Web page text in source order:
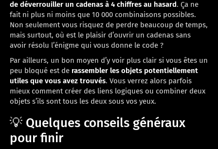
de déverrouiller un cadenas à 4 chiffres au hasard. Ça ne
fait ni plus ni moins que 10 000 combinaisons possibles.
Non seulement vous risquez de perdre beaucoup de temps,
mais surtout, où est le plaisir d’ouvrir un cadenas sans
avoir résolu l’énigme qui vous donne le code ?
Par ailleurs, un bon moyen d’y voir plus clair si vous êtes un
peu bloqué est de rassembler les objets potentiellement
utiles que vous avez trouvés. Vous verrez alors parfois
mieux comment créer des liens logiques ou combiner deux
objets s’ils sont tous les deux sous vos yeux.
💡 Quelques conseils généraux
pour finir